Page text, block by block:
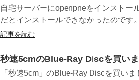
自宅サーバーにopenpneをインストー
だとインストールできなかったのです
記事を読む
秒速5cmのBlue-Ray Discを買いま
「秒速5cm」のBlue-Ray Discを買い